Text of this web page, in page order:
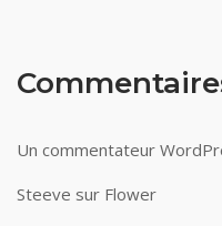
Un commentateur
Steeve sur Flower